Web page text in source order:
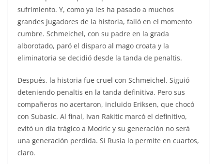
sufrimiento. Y, como ya les ha pasado a muchos
grandes jugadores de la historia, falló en el momento
cumbre. Schmeichel, con su padre en la grada
alborotado, paró el disparo al mago croata y la
eliminatoria se decidió desde la tanda de penaltis.
Después, la historia fue cruel con Schmeichel. Siguió
deteniendo penaltis en la tanda definitiva. Pero sus
compañeros no acertaron, incluido Eriksen, que chocó
con Subasic. Al final, Ivan Rakitic marcó el definitivo,
evitó un día trágico a Modric y su generación no será
una generación perdida. Si Rusia lo permite en cuartos,
claro.